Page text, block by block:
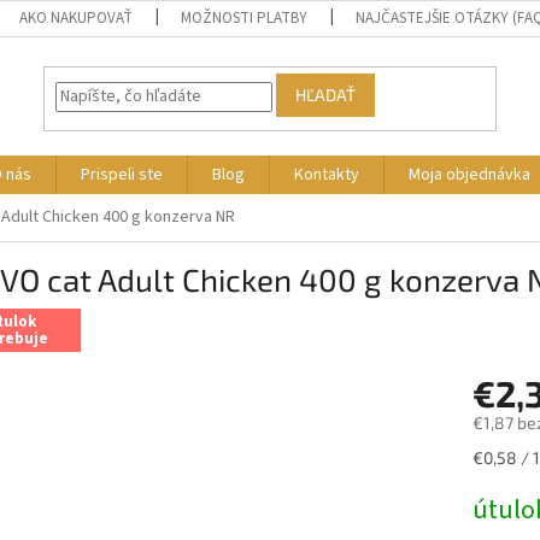
AKO NAKUPOVAŤ MOŽNOSTI PLATBY NAJČASTEJŠIE OTÁZKY
HĽADAŤ
nás Prispeli ste Blog Kontakty
Moja objednávka
Chicken 400 g konzerva NR
cat Adult Chicken 400 g konzerva
€1,87
€0,58 /